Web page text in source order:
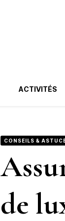
ACTIVITÉS
CONSEILS &
de